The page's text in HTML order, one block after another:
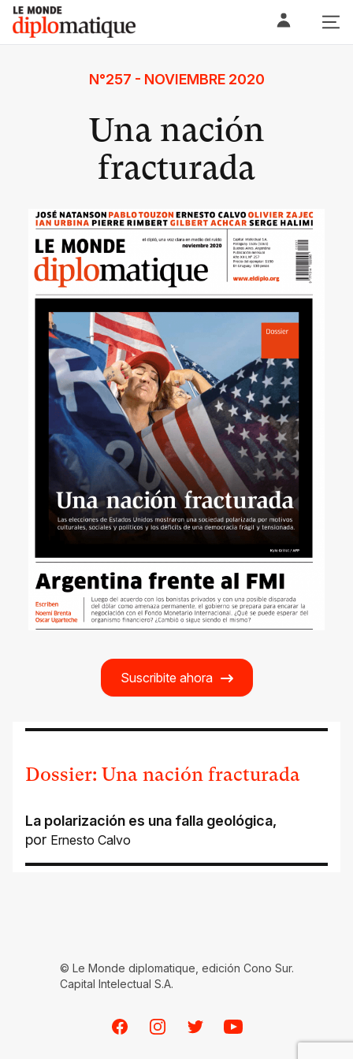
Skip
content
Le monde diplomatique
N°257 - NOVIEMBRE 2020
Una nación
fracturada
Suscribite ahora
Dossier: Una nación fracturada
La polarización es una falla geológica,
por Ernesto Calvo
© Le Monde diplomatique, edición Cono Sur.
Capital Intelectual S.A.
FacebookInstagramTwitterYoutube